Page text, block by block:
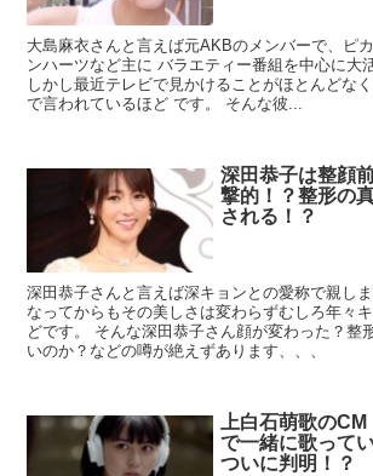
大島麻衣さんと言えば元AKBのメンバーで、ピ
ンハーツなど主に バラエティー番組を中心に大
しかし最近テレビで見かけることがほとんどな
で言われているほど です。 そんな彼...
深田恭子は整顔
撃的！？整形の
される！？
深田恭子さんと言えば深キョンとの愛称で親し
なってからもその美しさは変わらずむしろ年々
どです。 そんな深田恭子さん顔が変わった？整
いのか？などの噂が絶えずあります、、、
上白石萌歌のCM
で一緒に歌って
ついに判明！？